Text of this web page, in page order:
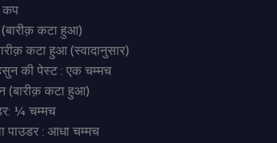
कप
(बारीक़ कटा हुआ)
कटा हुआ (स्वादानुसार)
की पेस्ट : एक चम्मच
(बारीक़ कटा हुआ)
¼ चम्मच
पाउडर : आधा चम्मच